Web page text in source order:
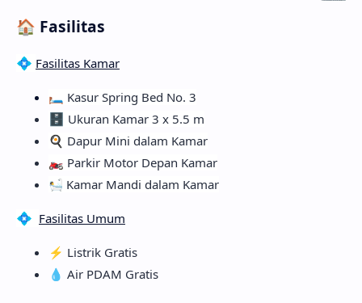
🏠 Fasilitas
💠 Fasilitas Kamar
🛏️ Kasur Spring Bed No. 3
🗄️ Ukuran Kamar 3 x 5.5 m
🍳 Dapur Mini dalam Kamar
🏍️ Parkir Motor Depan Kamar
🛀 Kamar Mandi dalam Kamar
💠 Fasilitas Umum
⚡ Listrik Gratis
💧 Air PDAM Gratis